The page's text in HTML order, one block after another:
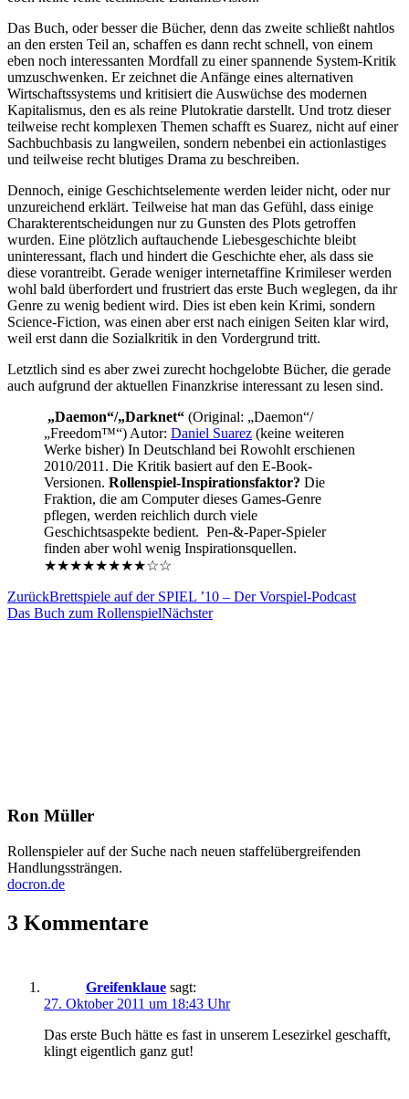
Das Buch, oder besser die Bücher, denn das zweite schließt nahtlos
an den ersten Teil an, schaffen es dann recht schnell, von einem
eben noch interessanten Mordfall zu einer spannende System-Kritik
umzuschwenken. Er zeichnet die Anfänge eines alternativen
Wirtschaftssystems und kritisiert die Auswüchse des modernen
Kapitalismus, den es als reine Plutokratie darstellt. Und trotz dieser
teilweise recht komplexen Themen schafft es Suarez, nicht auf einer
Sachbuchbasis zu langweilen, sondern nebenbei ein actionlastiges
und teilweise recht blutiges Drama zu beschreiben.
Dennoch, einige Geschichtselemente werden leider nicht, oder nur
unzureichend erklärt. Teilweise hat man das Gefühl, dass einige
Charakterentscheidungen nur zu Gunsten des Plots getroffen
wurden. Eine plötzlich auftauchende Liebesgeschichte bleibt
uninteressant, flach und hindert die Geschichte eher, als dass sie
diese vorantreibt. Gerade weniger internetaffine Krimileser werden
wohl bald überfordert und frustriert das erste Buch weglegen, da ihr
Genre zu wenig bedient wird. Dies ist eben kein Krimi, sondern
Science-Fiction, was einen aber erst nach einigen Seiten klar wird,
weil erst dann die Sozialkritik in den Vordergrund tritt.
Letztlich sind es aber zwei zurecht hochgelobte Bücher, die gerade
auch aufgrund der aktuellen Finanzkrise interessant zu lesen sind.
„Daemon“/„Darknet“ (Original: „Daemon“/
„Freedom™“) Autor: Daniel Suarez (keine weiteren
Werke bisher) In Deutschland bei Rowohlt erschienen
2010/2011. Die Kritik basiert auf den E-Book-
Versionen. Rollenspiel-Inspirationsfaktor? Die
Fraktion, die am Computer dieses Games-Genre
pflegen, werden reichlich durch viele
Geschichtsaspekte bedient. Pen-&-Paper-Spieler
finden aber wohl wenig Inspirationsquellen.
★★★★★★★★☆☆
ZurückBrettspiele auf der SPIEL ’10 – Der Vorspiel-Podcast
Das Buch zum RollenspielNächster
Ron Müller
Rollenspieler auf der Suche nach neuen staffelübergreifenden
Handlungssträngen.
docron.de
3 Kommentare
Greifenklaue sagt:
27. Oktober 2011 um 18:43 Uhr
Das erste Buch hätte es fast in unserem Lesezirkel geschafft,
klingt eigentlich ganz gut!